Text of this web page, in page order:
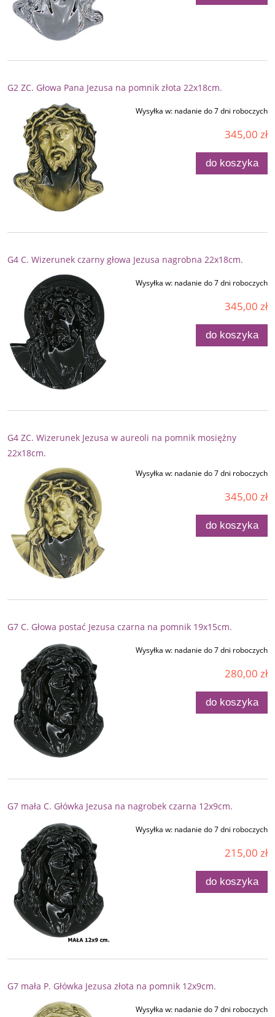
G2 ZC. Głowa Pana Jezusa na pomnik złota 22x18cm.
Wysyłka w: nadanie do 7 dni roboczych
345,00 zł
do koszyka
G4 C. Wizerunek czarny głowa Jezusa nagrobna 22x18cm.
Wysyłka w: nadanie do 7 dni roboczych
345,00 zł
do koszyka
G4 ZC. Wizerunek Jezusa w aureoli na pomnik mosiężny
22x18cm.
Wysyłka w: nadanie do 7 dni roboczych
345,00 zł
do koszyka
G7 C. Głowa postać Jezusa czarna na pomnik 19x15cm.
Wysyłka w: nadanie do 7 dni roboczych
280,00 zł
do koszyka
G7 mała C. Główka Jezusa na nagrobek czarna 12x9cm.
Wysyłka w: nadanie do 7 dni roboczych
215,00 zł
do koszyka
G7 mała P. Główka Jezusa złota na pomnik 12x9cm.
Wysyłka w: nadanie do 7 dni roboczych